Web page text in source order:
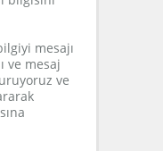
mesajı
ve mesaj
ve